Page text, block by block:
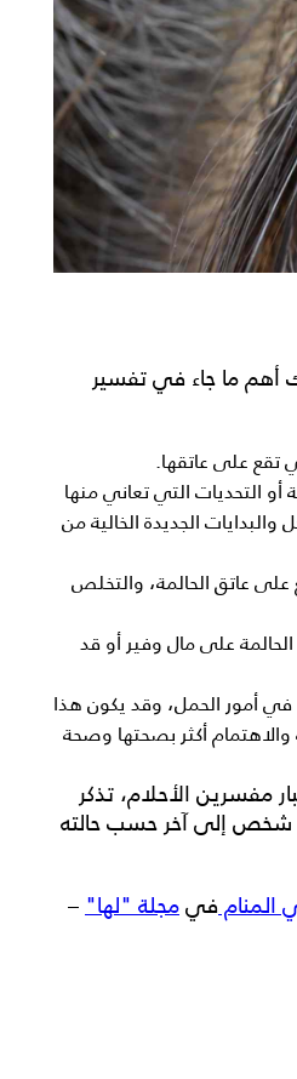
أهم ما جاء في تفسير
تقع على عاتقها.
التحديات التي تعاني منها
الجديدة الخالية من
على عاتق الحالمة، والتخلص
على مال وفير أو قد
في أمور الحمل، وقد يكون هذا
والاهتمام أكثر بصحتها وصحة
مفسرين الأحلام، تذكر
شخص إلى آخر حسب حالته
المنامفيمجلة "لها"–